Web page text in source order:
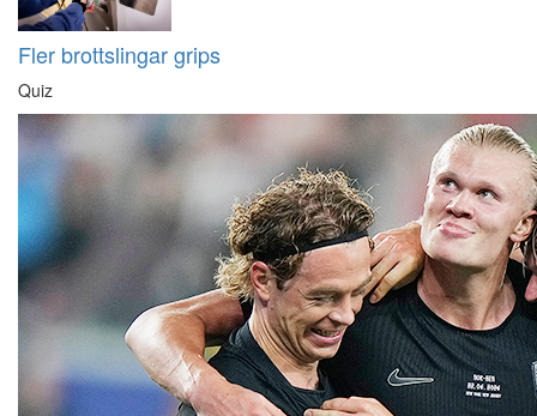
Fler brottslingar grips
Quiz